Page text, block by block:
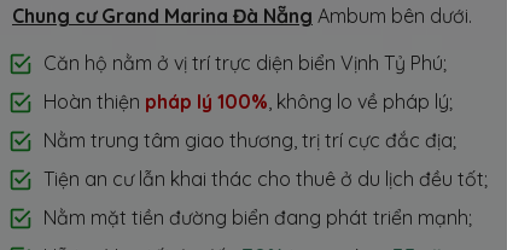
Căn hộ nằm ở vị trí trực diện biển Vịnh Tỷ Phú;
Hoàn thiện pháp lý 100%, không lo về pháp lý;
Nằm trung tâm giao thương, trị trí cực đắc địa;
Tiện an cư lẫn khai thác cho thuê ở du lịch đều tốt;
Nằm mặt tiền đường biển đang phát triển mạnh;
Chung cư Grand Marina Đà Nẵng Ambum bên dưới.